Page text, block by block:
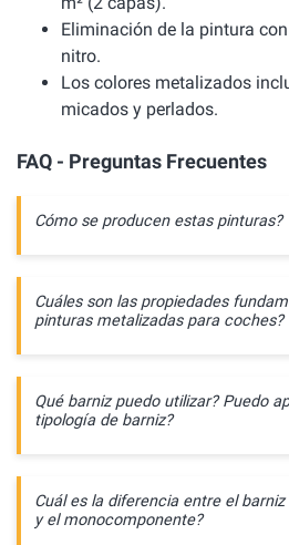
Eliminación de la pintura
nitro.
Los colores metalizados
micados y perlados.
FAQ - Preguntas Frecuentes
Cómo se producen estas pinturas?
Cuáles son las propiedades
pinturas metalizadas para coches?
Qué barniz puedo utilizar? Puedo
tipología de barniz?
Cuál es la diferencia entre el
y el monocomponente?